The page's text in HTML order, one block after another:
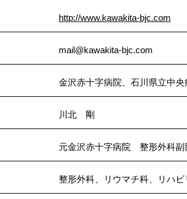
http://www.kawakita-bjc.com
mail@kawakita-bjc.com
金沢赤十字病院、石川県立中
川北 剛
元金沢赤十字病院 整形外科副
整形外科、リウマチ科、リハ